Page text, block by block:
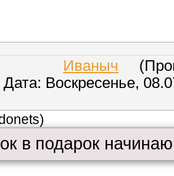
Иваныч
Дата: Воскресенье,
)
в подарок